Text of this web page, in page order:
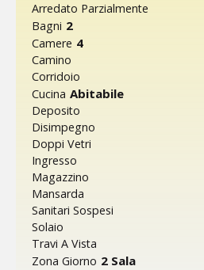
Arredato Parzialmente
Bagni 2
Camere 4
Camino
Corridoio
Cucina Abitabile
Deposito
Disimpegno
Doppi Vetri
Ingresso
Magazzino
Mansarda
Sanitari Sospesi
Solaio
Travi A Vista
Zona Giorno 2 Sala